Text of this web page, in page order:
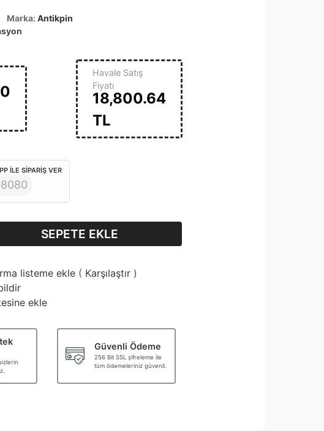
Marka: Antikpin
Havale Satış
Fiyatı
18,800.64
TL
İLE SİPARİŞ VER
SEPETE EKLE
listeme ekle( Karşılaştır)
ekle
Güvenli Ödeme
256 Bit SSL şifreleme ile
tüm ödemeleriniz güvenli.